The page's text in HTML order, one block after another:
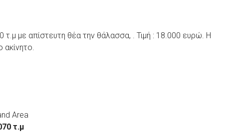
με απίστευτη θέα την θάλασσα, . Τιμή : 18.000 ευρώ. Η
ακίνητο.
Area
τ.μ